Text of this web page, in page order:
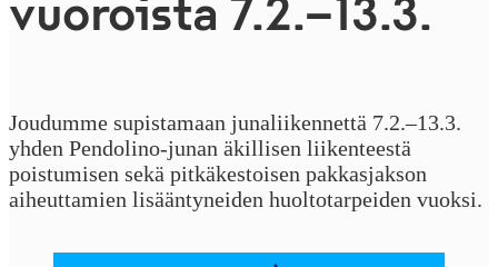
vuoroista 7.2.–13.3.
Joudumme supistamaan junaliikennettä 7.2.–13.3.
yhden Pendolino-junan äkillisen liikenteestä
poistumisen sekä pitkäkestoisen pakkasjakson
aiheuttamien lisääntyneiden huoltotarpeiden vuoksi.